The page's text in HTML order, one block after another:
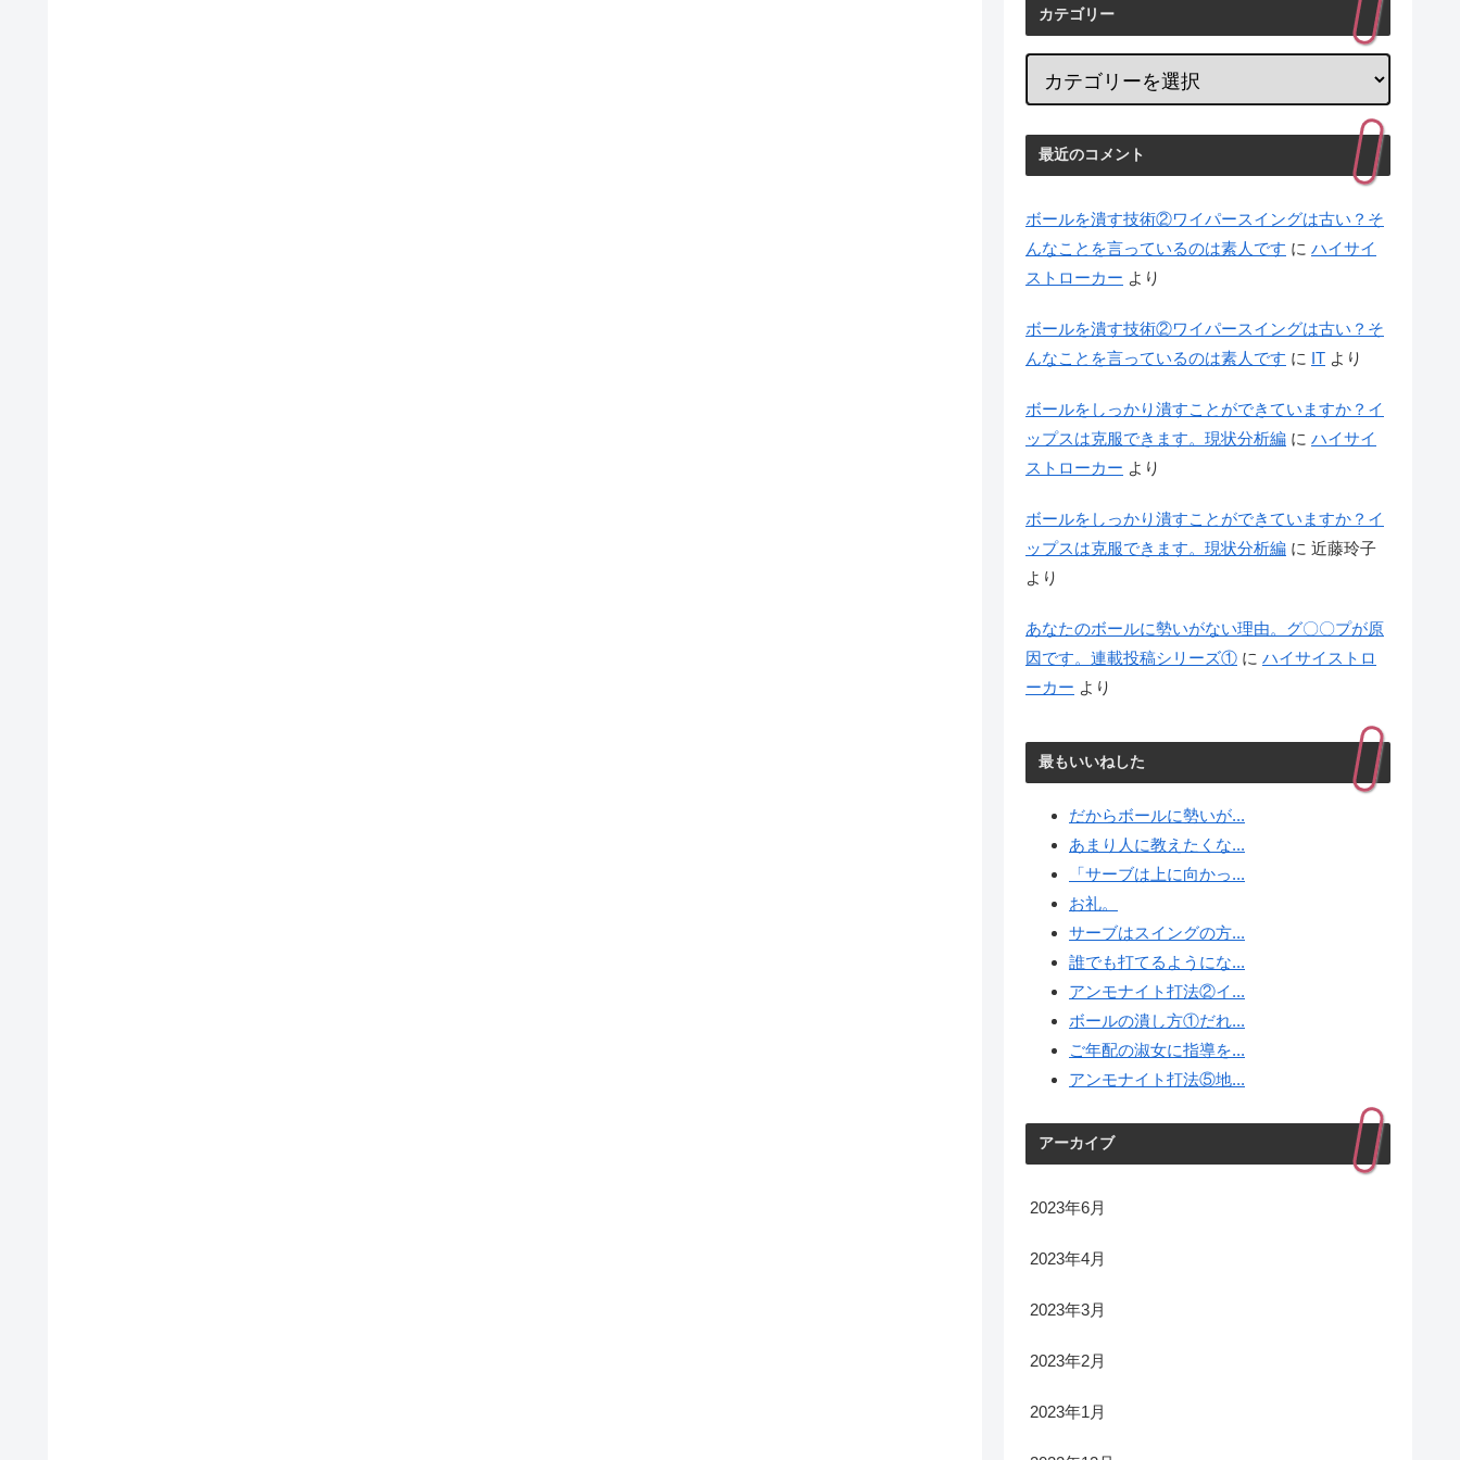
カテゴリー
最近のコメント
ボールを潰す技術②ワイパースイングは古い？そ
んなことを言っているのは素人です に ハイサイ
ストローカー より
ボールを潰す技術②ワイパースイングは古い？そ
んなことを言っているのは素人です に IT より
ボールをしっかり潰すことができていますか？イ
ップスは克服できます。現状分析編 に ハイサイ
ストローカー より
ボールをしっかり潰すことができていますか？イ
ップスは克服できます。現状分析編 に 近藤玲子
より
あなたのボールに勢いがない理由。グ〇〇プが原
因です。連載投稿シリーズ① に ハイサイストロ
ーカー より
最もいいねした
だからボールに勢いが...
あまり人に教えたくな...
「サーブは上に向かっ...
お礼。
サーブはスイングの方...
誰でも打てるようにな...
アンモナイト打法②イ...
ボールの潰し方①だれ...
ご年配の淑女に指導を...
アンモナイト打法⑤地...
アーカイブ
2023年6月
2023年4月
2023年3月
2023年2月
2023年1月